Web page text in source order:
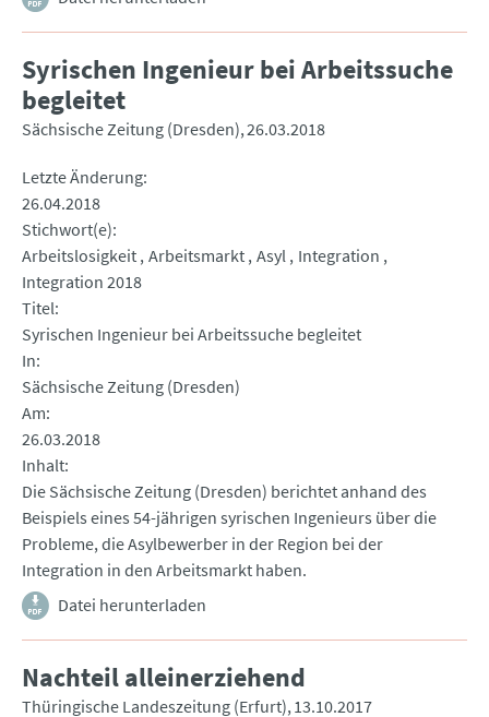
Syrischen Ingenieur bei Arbeitssuche
begleitet
Sächsische Zeitung (Dresden) 26.03.2018
Letzte Änderung
26.04.2018
Stichwort(e)
Arbeitslosigkeit Arbeitsmarkt Asyl Integration
Integration 2018
Titel
Syrischen Ingenieur bei Arbeitssuche begleitet
In
Sächsische Zeitung (Dresden)
Am
26.03.2018
Inhalt
Die Sächsische Zeitung (Dresden) berichtet anhand des
Beispiels eines 54-jährigen syrischen Ingenieurs über die
Probleme, die Asylbewerber in der Region bei der
Integration in den Arbeitsmarkt haben.
Datei herunterladen
Nachteil alleinerziehend
Thüringische Landeszeitung (Erfurt) 13.10.2017